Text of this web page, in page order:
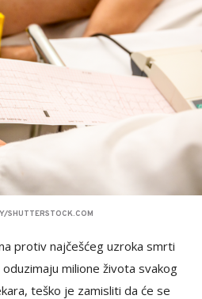
SHUTTERSTOCK.COM
protiv najčešćeg uzroka smrti
milione života svakog
teško je zamisliti da će se